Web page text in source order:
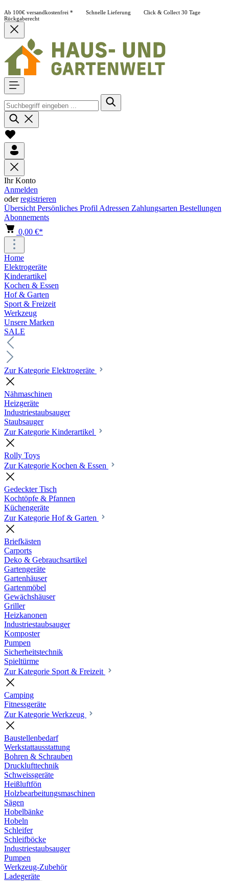
Ab 100€ versandkostenfrei * Schnelle Lieferung Click & Collect 30 Tage
Rückgaberecht
Ihr Konto
Anmelden
oderregistrieren
Übersicht Persönliches Profil Adressen Zahlungsarten Bestellungen
Abonnements
0,00 €*
Home
Elektrogeräte
Kinderartikel
Kochen & Essen
Hof & Garten
Sport & Freizeit
Werkzeug
Unsere Marken
SALE
Zur Kategorie Elektrogeräte
Nähmaschinen
Heizgeräte
Industriestaubsauger
Staubsauger
Zur Kategorie Kinderartikel
Rolly Toys
Zur Kategorie Kochen & Essen
Gedeckter Tisch
Kochtöpfe & Pfannen
Küchengeräte
Zur Kategorie Hof & Garten
Briefkästen
Carports
Deko & Gebrauchsartikel
Gartengeräte
Gartenhäuser
Gartenmöbel
Gewächshäuser
Griller
Heizkanonen
Industriestaubsauger
Komposter
Pumpen
Sicherheitstechnik
Spieltürme
Zur Kategorie Sport & Freizeit
Camping
Fitnessgeräte
Zur Kategorie Werkzeug
Baustellenbedarf
Werkstattausstattung
Bohren & Schrauben
Drucklufttechnik
Schweissgeräte
Heißluftfön
Holzbearbeitungsmaschinen
Sägen
Hobelbänke
Hobeln
Schleifer
Schleifböcke
Industriestaubsauger
Pumpen
Werkzeug-Zubehör
Ladegeräte